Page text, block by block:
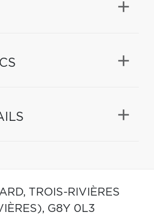
TROIS-RIVIÈRES
G8Y 0L3